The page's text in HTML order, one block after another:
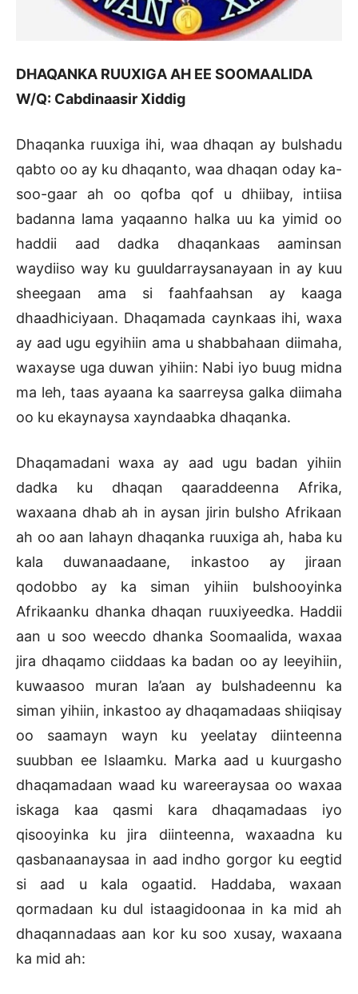
DHAQANKA RUUXIGA AH EE SOOMAALIDA
W/Q: Cabdinaasir Xiddig
Dhaqanka ruuxiga ihi, waa dhaqan ay bulshadu
qabto oo ay ku dhaqanto, waa dhaqan oday ka-
soo-gaar ah oo qofba qof u dhiibay, intiisa
badanna lama yaqaanno halka uu ka yimid oo
haddii aad dadka dhaqankaas aaminsan
waydiiso way ku guuldarraysanayaan in ay kuu
sheegaan ama si faahfaahsan ay kaaga
dhaadhiciyaan. Dhaqamada caynkaas ihi, waxa
ay aad ugu egyihiin ama u shabbahaan diimaha,
waxayse uga duwan yihiin: Nabi iyo buug midna
ma leh, taas ayaana ka saarreysa galka diimaha
oo ku ekaynaysa xayndaabka dhaqanka.
Dhaqamadani waxa ay aad ugu badan yihiin
dadka ku dhaqan qaaraddeenna Afrika,
waxaana dhab ah in aysan jirin bulsho Afrikaan
ah oo aan lahayn dhaqanka ruuxiga ah, haba ku
kala duwanaadaane, inkastoo ay jiraan
qodobbo ay ka siman yihiin bulshooyinka
Afrikaanku dhanka dhaqan ruuxiyeedka. Haddii
aan u soo weecdo dhanka Soomaalida, waxaa
jira dhaqamo ciiddaas ka badan oo ay leeyihiin,
kuwaasoo muran la’aan ay bulshadeennu ka
siman yihiin, inkastoo ay dhaqamadaas shiiqisay
oo saamayn wayn ku yeelatay diinteenna
suubban ee Islaamku. Marka aad u kuurgasho
dhaqamadaan waad ku wareeraysaa oo waxaa
iskaga kaa qasmi kara dhaqamadaas iyo
qisooyinka ku jira diinteenna, waxaadna ku
qasbanaanaysaa in aad indho gorgor ku eegtid
si aad u kala ogaatid. Haddaba, waxaan
qormadaan ku dul istaagidoonaa in ka mid ah
dhaqannadaas aan kor ku soo xusay, waxaana
ka mid ah: